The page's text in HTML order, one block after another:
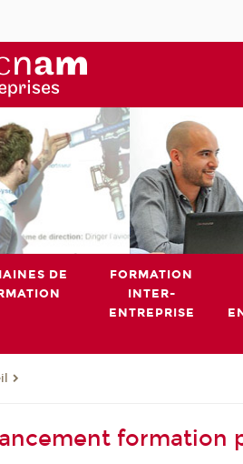
DE
FORMATION
INTER-
ENTREPRISE
formation